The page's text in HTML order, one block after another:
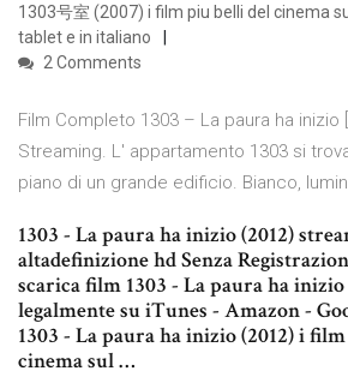
1303号室 (2007) i film piu belli del cinema
tablet e in italiano
2 Comments
Film Completo 1303 – La paura ha inizio
Streaming. L' appartamento 1303 si
piano di un grande edificio. Bianco,
1303 - La paura ha inizio (2012)
altadefinizione hd Senza
scarica film 1303 - La paura ha
legalmente su iTunes - Amazon -
1303 - La paura ha inizio (2012) i
cinema sul …